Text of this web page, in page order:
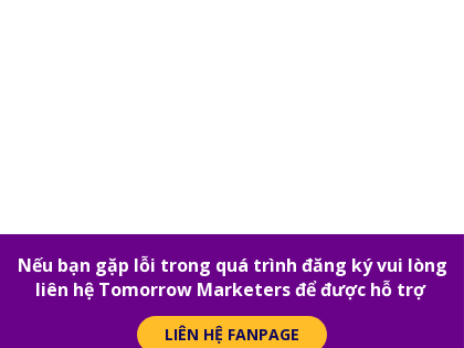
Nếu bạn gặp lỗi trong quá trình đăng ký vui lòng
liên hệ Tomorrow Marketers để được hỗ trợ
LIÊN HỆ FANPAGE